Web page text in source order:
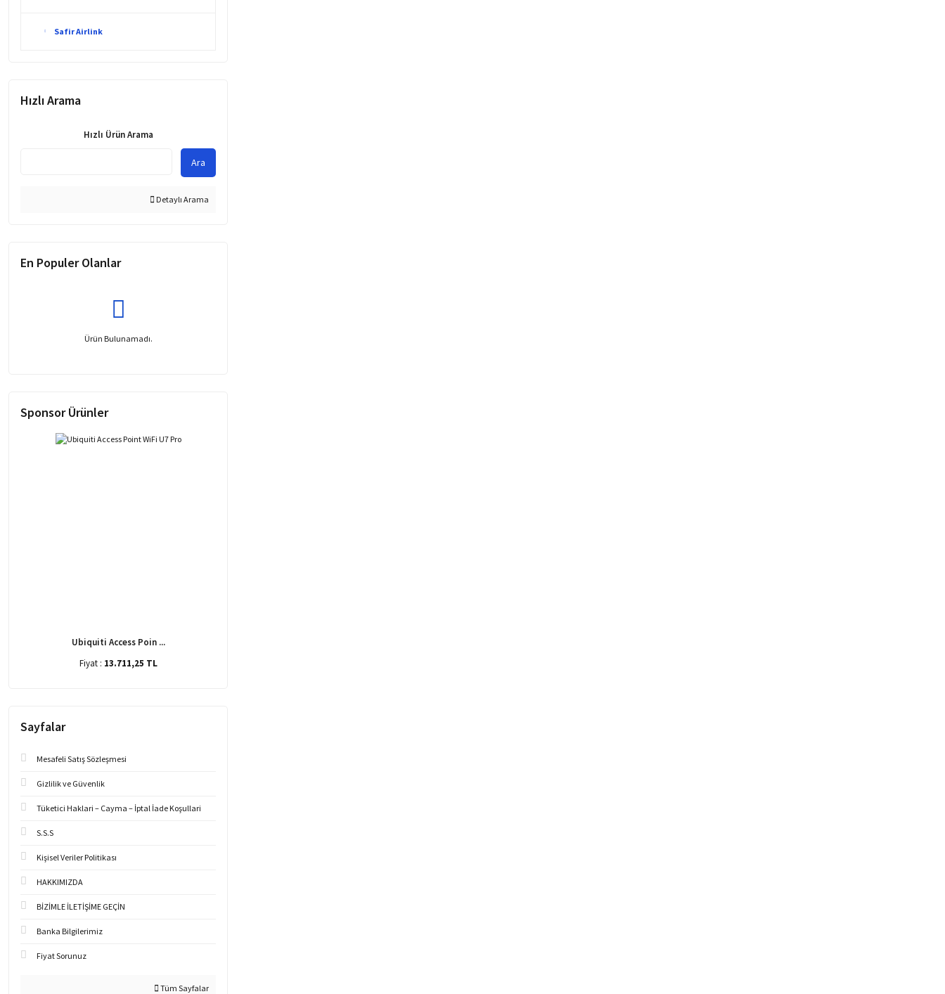
Safir Airlink
Hızlı Arama
Hızlı Ürün Arama
Ara
Detaylı Arama
En Populer Olanlar
Ürün Bulunamadı.
Sponsor Ürünler
Ubiquiti Access Poin ...
Fiyat : 13.711,25 TL
Sayfalar
Mesafeli Satış Sözleşmesi
Gizlilik ve Güvenlik
Tüketici Haklari – Cayma – İptal İade Koşullari
S.S.S
Kişisel Veriler Politikası
HAKKIMIZDA
BİZİMLE İLETİŞİME GEÇİN
Banka Bilgilerimiz
Fiyat Sorunuz
Tüm Sayfalar